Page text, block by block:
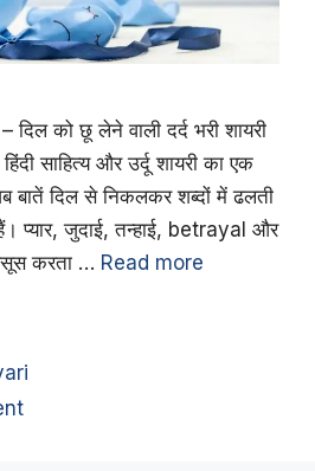
को छू लेने वाली दर्द भरी शायरी
साहित्य और उर्दू शायरी का एक
बातें दिल से निकलकर शब्दों में ढलती
प्यार, जुदाई, तन्हाई, betrayal और
करता … Read more